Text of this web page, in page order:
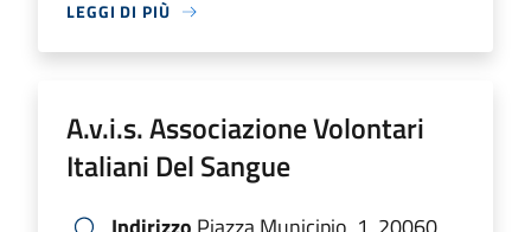
LEGGI DI PIÙ
A.v.i.s. Associazione Volontari
Italiani Del Sangue